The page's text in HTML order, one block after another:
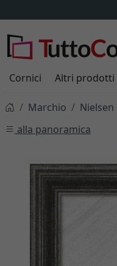
Cornici Altri prodotti
Marchio Nielsen
alla panoramica